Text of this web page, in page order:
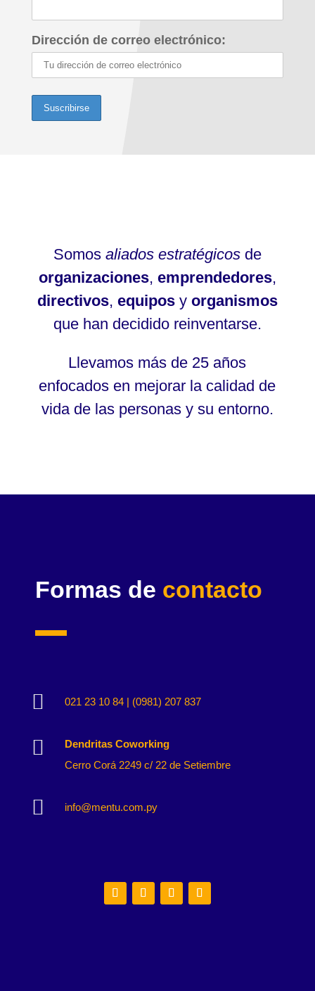
Dirección de correo electrónico:
Somos aliados estratégicosde
organizaciones, emprendedores,
directivos, equiposy organismos
que han decidido reinventarse.
Llevamos más de 25 años
enfocados en mejorar la calidad de
vida de las personas y su entorno.
Formas de contacto
 021 23 10 84 | (0981) 207 837

Dendritas Coworking
Cerro Corá 2249 c/ 22 de Setiembre
 info@mentu.com.py